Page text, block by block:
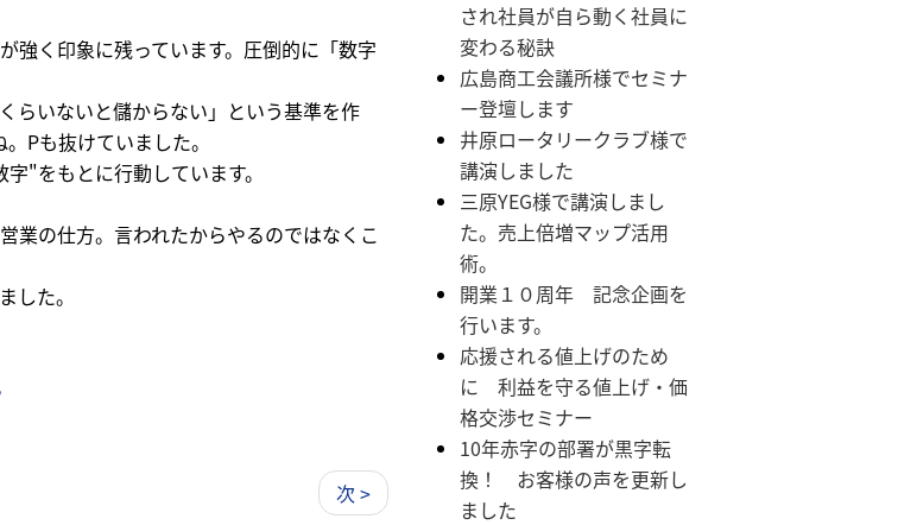
強く印象に残っています。圧倒的に「数字
いないと儲からない」という基準を作
Pも抜けていました。
"をもとに行動しています。
業の仕方。言われたからやるのではなくこ
した。
次 >
され社員が自ら動く社員に
変わる秘訣
広島商工会議所様でセミナ
ー登壇します
井原ロータリークラブ様で
講演しました
三原YEG様で講演しまし
た。売上倍増マップ活用
術。
開業１０周年 記念企画を
行います。
応援される値上げのため
に 利益を守る値上げ・価
格交渉セミナー
10年赤字の部署が黒字転
換！ お客様の声を更新し
ました